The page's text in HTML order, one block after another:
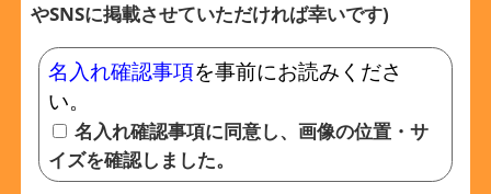
やSNSに掲載させていただければ幸いです)
名入れ確認事項を事前にお読みくださ
い。
名入れ確認事項に同意し、画像の位置・サ
イズを確認しました。